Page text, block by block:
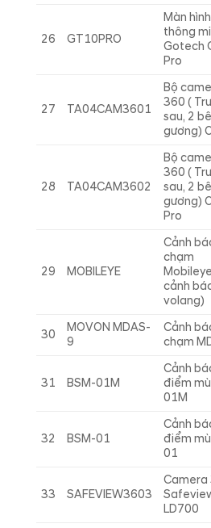
26 GT10PRO
Màn
thông
Gotech
Pro
27 TA04CAM3601
Bộ
360 (
sau, 2
gương)
28 TA04CAM3602
Bộ
360 (
sau, 2
gương)
Pro
29 MOBILEYE
Cảnh
chạm
cảnh
volang)
30
MOVON MDAS-
9
Cảnh
chạm
31 BSM-01M
Cảnh
điểm
01M
32 BSM-01
Cảnh
điểm
01
33 SAFEVIEW3603
Camera
LD700